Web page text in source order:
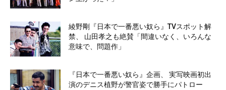
綾野剛『日本で一番悪い奴ら』TVスポット解
禁、 山田孝之も絶賛「間違いなく、いろんな
意味で、問題作」
『日本で一番悪い奴ら』企画、 実写映画初出
演のデニス植野が警官姿で勝手にパトロー